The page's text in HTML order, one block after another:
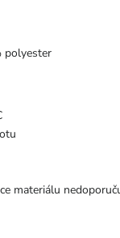
polyester
materiálu